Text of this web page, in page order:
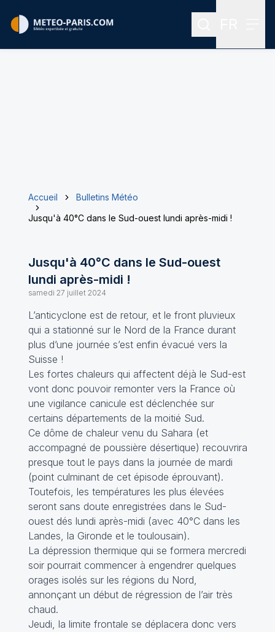
Rechercher
Accueil
Bulletins Météo
Jusqu'à 40°C dans le Sud-ouest lundi après-midi !
Jusqu'à 40°C dans le Sud-ouest
lundi après-midi !
samedi 27 juillet 2024
L’anticyclone est de retour, et le front pluvieux
qui a stationné sur le Nord de la France durant
plus d’une journée s’est enfin évacué vers la
Suisse !
Les fortes chaleurs qui affectent déjà le Sud-est
vont donc pouvoir remonter vers la France où
une vigilance canicule est déclenchée sur
certains départements de la moitié Sud.
Ce dôme de chaleur venu du Sahara (et
accompagné de poussière désertique) recouvrira
presque tout le pays dans la journée de mardi
(point culminant de cet épisode éprouvant).
Toutefois, les températures les plus élevées
seront sans doute enregistrées dans le Sud-
ouest dés lundi après-midi (avec 40°C dans les
Landes, la Gironde et le toulousain).
La dépression thermique qui se formera mercredi
soir pourrait commencer à engendrer quelques
orages isolés sur les régions du Nord,
annonçant un début de régression de l’air très
chaud.
Jeudi, la limite frontale se déplacera donc vers